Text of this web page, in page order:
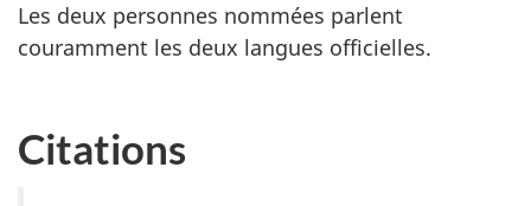
Les deux personnes nommées parlent
couramment les deux langues officielles.
Citations